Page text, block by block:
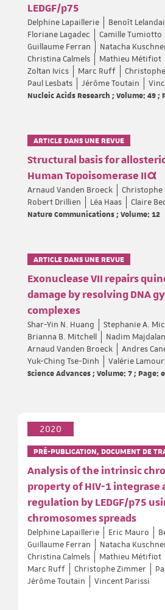
LEDGF/p75
Delphine Lapaillerie Benoît
Floriane Lagadec
Camille Tumiotto
Guillaume Ferran
Natacha
Christina Calmels
Mathieu Métifiot
Zoltan Ivics
Marc Ruff
Paul Lesbats
Jérôme Toutain
Nucleic Acids Research ; Volume: 49 ;
ARTICLE DANS UNE REVUE
Structural basis for
Human Topoisomerase IIα
Arnaud Vanden Broeck
Christophe
Robert Drillien
Léa Haas Claire
Nature Communications ; Volume: 12
ARTICLE DANS UNE REVUE
Exonuclease VII repairs
damage by resolving DNA
complexes
Shar-Yin N. Huang
Stephanie A.
Brianna B. Mitchell
Nadim
Arnaud Vanden Broeck
Andres
Yuk-Ching Tse-Dinh
Valérie Lamour
Science Advances ; Volume: 7 ; Page:
2020
PRÉ-PUBLICATION, DOCUMENT DE
Analysis of the intrinsic
property of HIV-1 integrase
regulation by LEDGF/p75
chromosomes spreads
Delphine Lapaillerie Eric Mauro
Guillaume Ferran
Natacha
Christina Calmels
Mathieu Métifiot
Marc Ruff
Christophe Zimmer
Jérôme Toutain
Vincent Parissi